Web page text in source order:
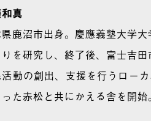
真
鹿沼市出身。慶應義塾大学
を研究し、終了後、富士吉
動の創出、支援を行うロー
た赤松と共にかえる舎を開始。